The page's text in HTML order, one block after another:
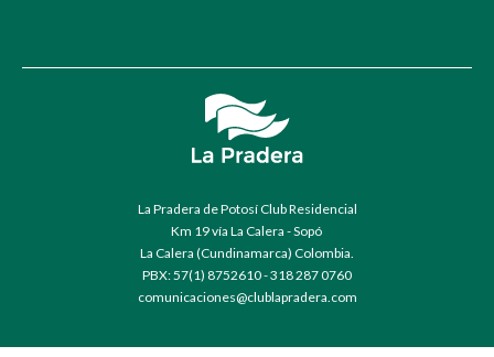
La Pradera de Potosí Club Residencial
Km 19 vía La Calera - Sopó
La Calera (Cundinamarca) Colombia.
PBX: 57(1) 8752610 - 318 287 0760
comunicaciones@clublapradera.com